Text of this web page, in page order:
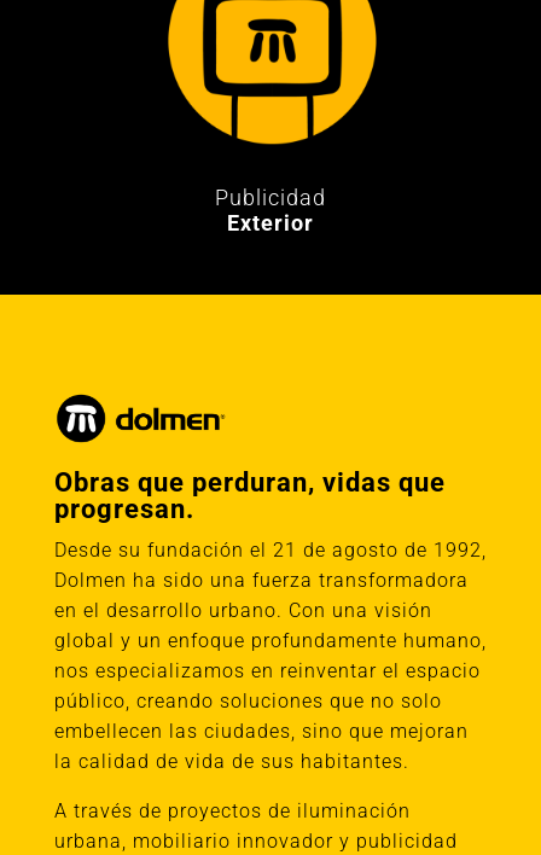
Publicidad
Exterior
Obras que perduran, vidas que
progresan.
Desde su fundación el 21 de agosto de 1992,
Dolmen ha sido una fuerza transformadora
en el desarrollo urbano. Con una visión
global y un enfoque profundamente humano,
nos especializamos en reinventar el espacio
público, creando soluciones que no solo
embellecen las ciudades, sino que mejoran
la calidad de vida de sus habitantes.
A través de proyectos de iluminación
urbana, mobiliario innovador y publicidad